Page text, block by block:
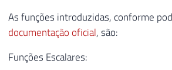
As funções introduzidas, conforme
documentação oficial, são:
Funções Escalares: